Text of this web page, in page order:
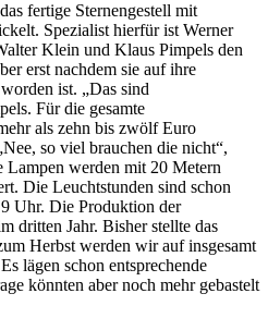
fertige Sternengestell mit
Spezialist hierfür ist Werner
Klein und Klaus Pimpels den
erst nachdem sie auf ihre
ist. „Das sind
Für die gesamte
als zehn bis zwölf Euro
so viel brauchen die nicht“,
werden mit 20 Metern
Die Leuchtstunden sind schon
Uhr. Die Produktion der
dritten Jahr. Bisher stellte das
Herbst werden wir auf insgesamt
lägen schon entsprechende
könnten aber noch mehr gebastelt